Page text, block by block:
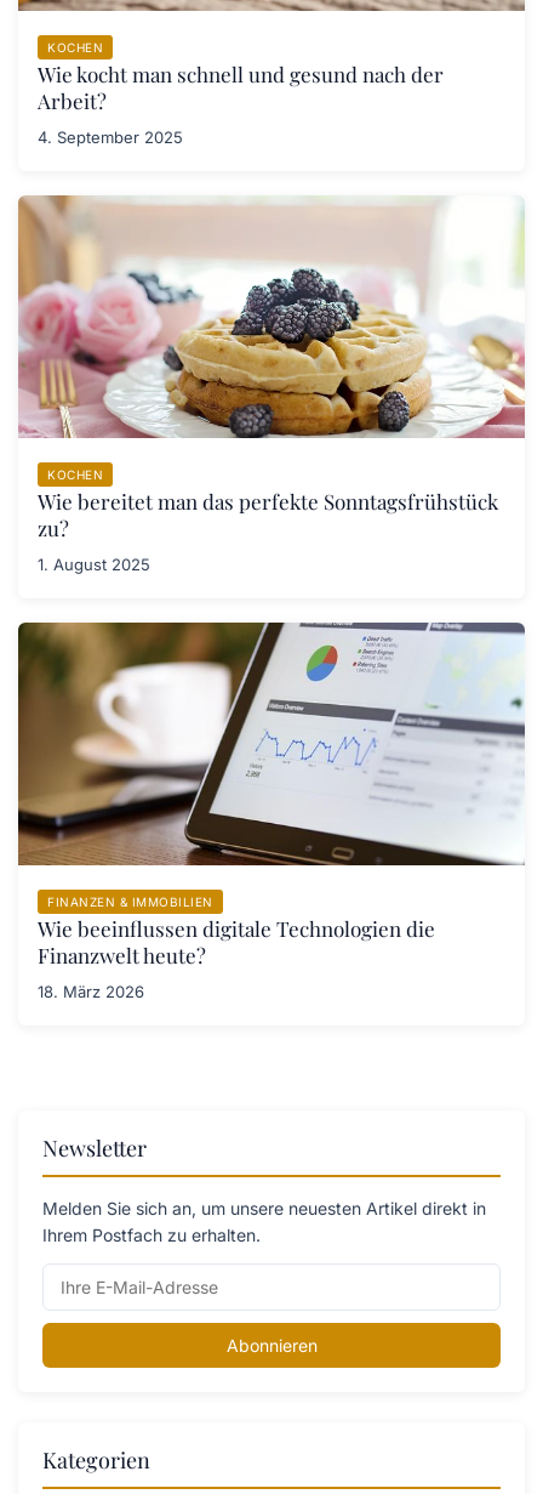
KOCHEN
Wie kocht man schnell und gesund nach der
Arbeit?
4. September 2025
KOCHEN
Wie bereitet man das perfekte Sonntagsfrühstück
zu?
1. August 2025
FINANZEN & IMMOBILIEN
Wie beeinflussen digitale Technologien die
Finanzwelt heute?
18. März 2026
Newsletter
Melden Sie sich an, um unsere neuesten Artikel direkt in
Ihrem Postfach zu erhalten.
Abonnieren
Kategorien